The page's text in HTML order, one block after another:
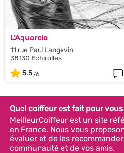
L'Aquarela
11 rue Paul Langevin
38130 Echirolles
5.5
Quel coiffeur est fait pour vous
MeilleurCoiffeur est un site
en France. Nous vous
évaluer et de les
communauté et de vos amis.